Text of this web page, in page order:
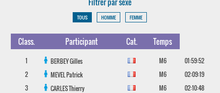
TOUS HOMME FEMME
Class. Participant Cat. Temps
1 BERBEYGilles M6
01:59:52
2
MEVELPatrick M6
02:09:19
3
CARLESThierry M6
02:10:48